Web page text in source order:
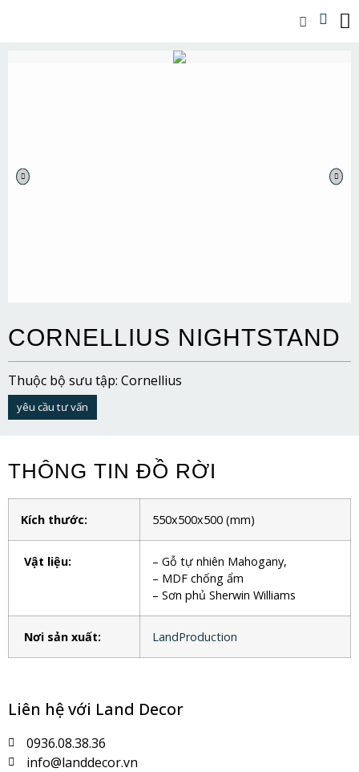
CORNELLIUS NIGHTSTAND
Thuộc bộ sưu tập: Cornellius
yêu cầu tư vấn
THÔNG TIN ĐỒ RỜI
Kích thước: 550x500x500 (mm)
Vật liệu:
– Gỗ tự nhiên Mahogany,
– MDF chống ẩm
– Sơn phủ Sherwin Williams
Nơi sản xuất: LandProduction
Liên hệ với Land Decor
0936.08.38.36
info@landdecor.vn